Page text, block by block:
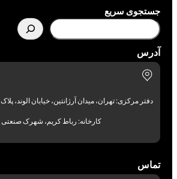
جستجوی سریع
آدرس
دفتر مرکزی: تهران، میدان آرژانتین، خیابان الوند، پلاک ۲۵۶
کارخانه: رباط کریم، شهرک صنعتی
تماس